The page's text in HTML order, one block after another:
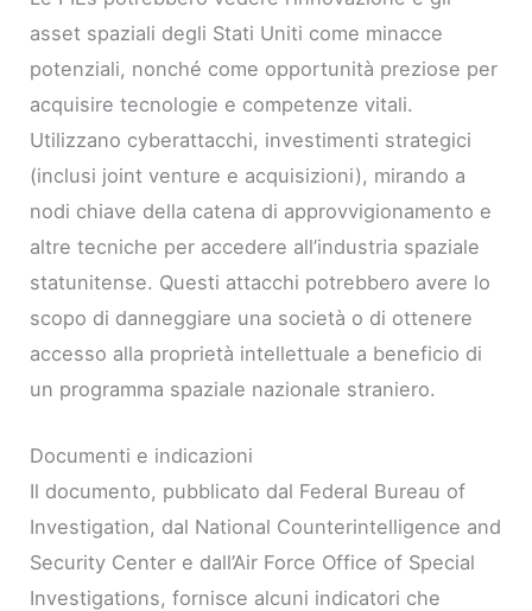
asset spaziali degli Stati Uniti come minacce
potenziali, nonché come opportunità preziose per
acquisire tecnologie e competenze vitali.
Utilizzano cyberattacchi, investimenti strategici
(inclusi joint venture e acquisizioni), mirando a
nodi chiave della catena di approvvigionamento e
altre tecniche per accedere all’industria spaziale
statunitense. Questi attacchi potrebbero avere lo
scopo di danneggiare una società o di ottenere
accesso alla proprietà intellettuale a beneficio di
un programma spaziale nazionale straniero.
Documenti e indicazioni
Il documento, pubblicato dal Federal Bureau of
Investigation, dal National Counterintelligence and
Security Center e dall’Air Force Office of Special
Investigations, fornisce alcuni indicatori che